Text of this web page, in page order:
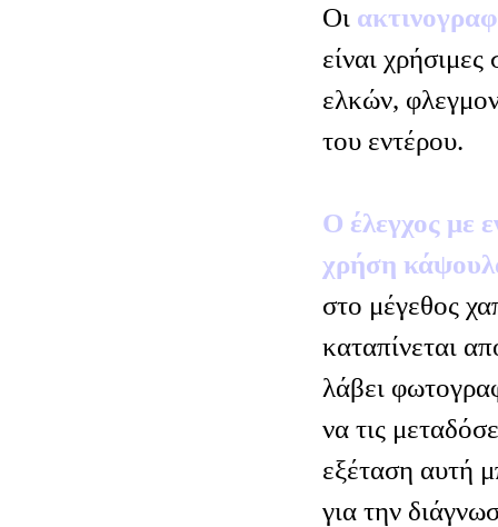
Οι
είναι
ελκών,
του εντέρου.
Ο έλεγχος με
χρήση
στο μέγεθος
καταπίνεται
λάβει
να τις
εξέταση αυτή
για την